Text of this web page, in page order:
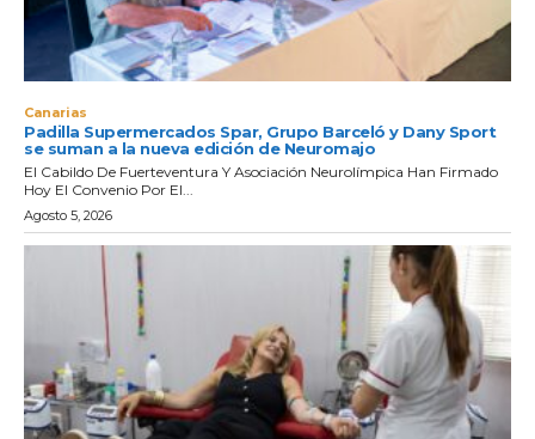
Canarias
Padilla Supermercados Spar, Grupo Barceló y Dany Sport
se suman a la nueva edición de Neuromajo
El Cabildo De Fuerteventura Y Asociación Neurolímpica Han Firmado
Hoy El Convenio Por El...
Agosto 5, 2026